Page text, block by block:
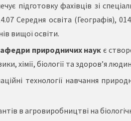
підготовку фахівців зі
Середня освіта (Географія),
вищої освіти.
природничих наук є
хімії, біології та здоров’я
технології навчання
в агровиробництві на